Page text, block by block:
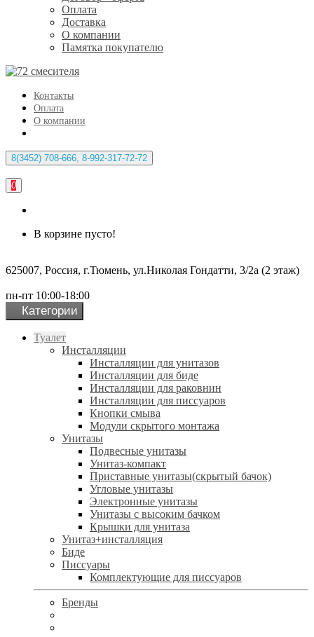
Оплата
Доставка
О компании
Памятка покупателю
Контакты
Оплата
О компании
8(3452) 708-666, 8-992-317-72-72
0
В корзине пусто!
625007, Россия, г.Тюмень, ул.Николая Гондатти, 3/2а (2 этаж)
пн-пт 10:00-18:00
Категории
Туалет
Инсталляции
Инсталляции для унитазов
Инсталляции для биде
Инсталляции для раковнин
Инсталляции для писсуаров
Кнопки смыва
Модули скрытого монтажа
Унитазы
Подвесные унитазы
Унитаз-компакт
Приставные унитазы(скрытый бачок)
Угловые унитазы
Электронные унитазы
Унитазы с высоким бачком
Крышки для унитаза
Унитаз+инсталляция
Биде
Писсуары
Комплектующие для писсуаров
Бренды